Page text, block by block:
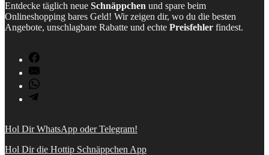
Entdecke täglich neue Schnäppchen und spare beim
Onlineshopping bares Geld! Wir zeigen dir, wo du die besten
Angebote, unschlagbare Rabatte und echte Preisfehler findest.
Hol Dir WhatsApp oder Telegram!
Hol Dir die Hottip Schnäppchen App